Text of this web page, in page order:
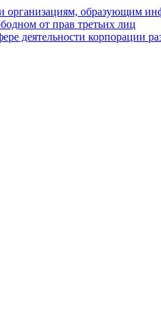
образующим
от прав третьих лиц
деятельности корпорации